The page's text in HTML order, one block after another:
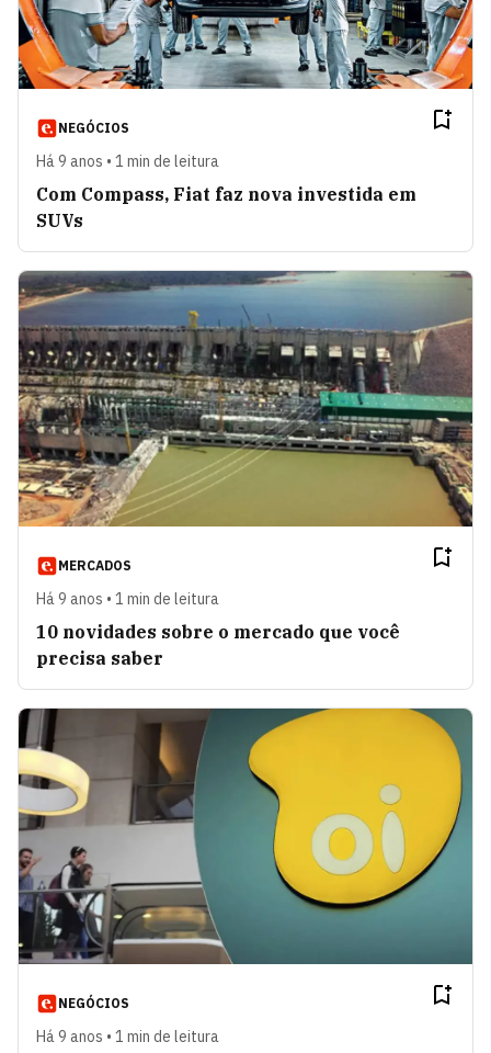
NEGÓCIOS
Há 9 anos • 1 min de leitura
Com Compass, Fiat faz nova investida em
SUVs
MERCADOS
Há 9 anos • 1 min de leitura
10 novidades sobre o mercado que você
precisa saber
NEGÓCIOS
Há 9 anos • 1 min de leitura